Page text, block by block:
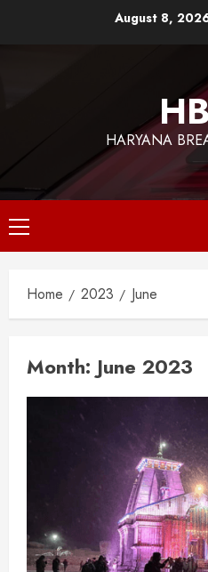
August 8,
HARYANA
Primary
Menu
Home 2023 June
Month: June 2023